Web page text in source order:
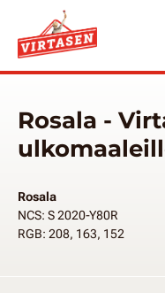
Rosala -
Rosala
NCS: S 2020-Y80R
RGB: 208, 163, 152